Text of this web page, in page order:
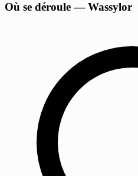
Où se déroule — Wassylor